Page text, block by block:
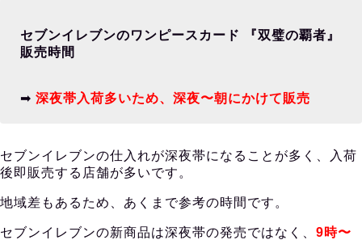
セブンイレブンのワンピースカード 『双璧の覇者』
販売時間
➡︎ 深夜帯入荷多いため、深夜〜朝にかけて販売
セブンイレブンの仕入れが深夜帯になることが多く、入荷
後即販売する店舗が多いです。
地域差もあるため、あくまで参考の時間です。
セブンイレブンの新商品は深夜帯の発売ではなく、 9時〜